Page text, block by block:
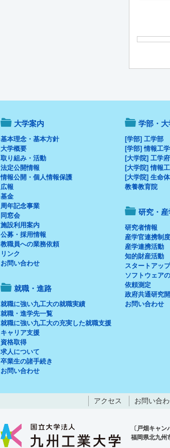
大学案内
基本理念・基本方針
大学概要
取り組み・活動
法定公開情報
情報公開・個人情報保護
広報
基金
周年記念事業
同窓会
施設利用案内
公募・採用情報
教職員への業務依頼
リンク
お問い合わせ
就職・進路
就職に強い九工大の就職実績
就職・進学先一覧
就職に強い九工大の充実した就職支援
キャリア支援
資格取得
求人について
卒業生の諸手続き
お問い合わせ
学部・大
[学部] 工学部
[学部] 情報工
[大学院] 工学府
[大学院] 情報
[大学院] 生命
教養教育院
研究・
研究者情報
産学官連携制度
産学連携活動
知的財産活動
スタートアッ
ソフトウェア
依頼測定
政府共通研究
お問い合わせ
アクセス お問い合
〔戸畑キャン
福岡県北九州